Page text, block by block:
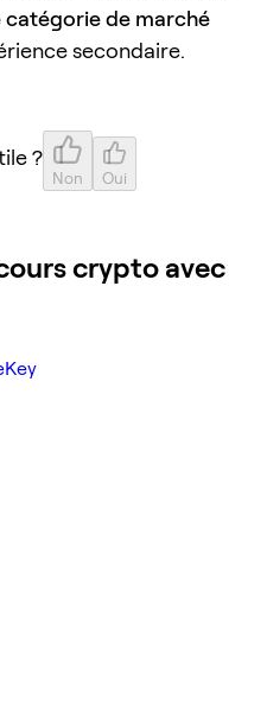
catégorie de marché
secondaire.
?
Non Oui
crypto avec